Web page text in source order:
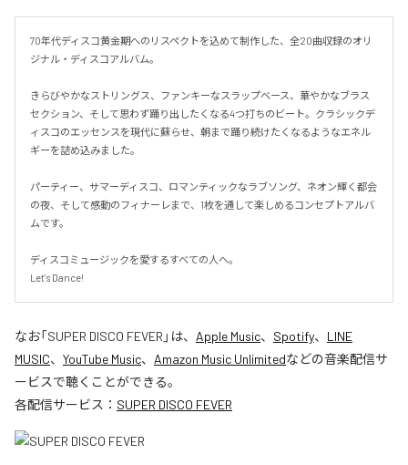
70年代ディスコ黄金期へのリスペクトを込めて制作した、全20曲収録のオリ
ジナル・ディスコアルバム。
きらびやかなストリングス、ファンキーなスラップベース、華やかなブラス
セクション、そして思わず踊り出したくなる4つ打ちのビート。クラシックデ
ィスコのエッセンスを現代に蘇らせ、朝まで踊り続けたくなるようなエネル
ギーを詰め込みました。
パーティー、サマーディスコ、ロマンティックなラブソング、ネオン輝く都会
の夜、そして感動のフィナーレまで、1枚を通して楽しめるコンセプトアルバ
ムです。
ディスコミュージックを愛するすべての人へ。
Let's Dance!
なお「SUPER DISCO FEVER 」は、 Apple Music、 Spotify、 LINE
MUSIC、 YouTube Music、 Amazon Music Unlimitedなどの音楽配信サ
ービスで聴くことができる。
各配信サービス： SUPER DISCO FEVER